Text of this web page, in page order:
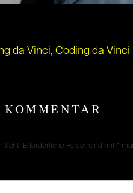
da Vinci, Coding da Vinci
Erforderliche Felder sind mit *